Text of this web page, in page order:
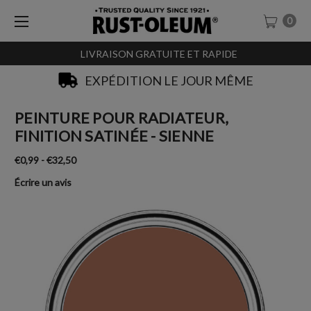
LIVRAISON GRATUITE ET RAPIDE
0
SACHET-TESTEURS À 0,99€
PEINTURE POUR RADIATEUR,
FINITION SATINÉE - SIENNE
€0,99 - €32,50
Écrire un avis